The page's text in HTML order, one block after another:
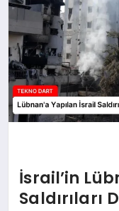
İsrail’in
Saldırıları